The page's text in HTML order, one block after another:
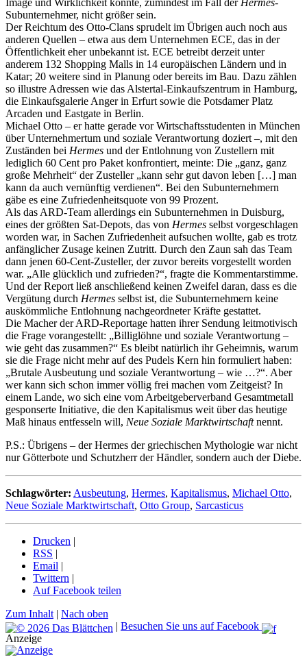
Image und Wirklichkeit könnte, zumindest im Fall der Hermes-
Subunternehmer, nicht größer sein.
Der Reichtum des Otto-Clans sprudelt im Übrigen auch noch aus
anderen Quellen – etwa aus dem Unternehmen ECE, das in der
Öffentlichkeit eher unbekannt ist. ECE betreibt derzeit unter
anderem 132 Shopping Malls in 14 europäischen Ländern und in
Katar; 20 weitere sind in Planung oder bereits im Bau. Dazu zählen
so illustre Adressen wie das Alstertal-Einkaufszentrum in Hamburg,
die Einkaufsgalerie Anger in Erfurt sowie die Potsdamer Platz
Arcaden und Eastgate in Berlin.
Michael Otto – er hatte gerade vor Wirtschaftsstudenten in München
über Unternehmertum und soziale Verantwortung doziert –, mit den
Zuständen bei Hermes und der Entlohnung von Zustellern mit
lediglich 60 Cent pro Paket konfrontiert, meinte: Die „ganz, ganz
große Mehrheit“ der Zusteller „kann sehr gut davon leben […] man
kann da auch vernünftig verdienen“. Bei den Subunternehmern
gäbe es eine Zufriedenheitsquote von 99 Prozent.
Als das ARD-Team allerdings ein Subunternehmen in Duisburg,
eines der größten Sat-Depots, das von Hermes selbst vorgeschlagen
worden war, in Sachen Zufriedenheit aufsuchen wollte, gab es trotz
anfänglicher Zusage keinen Zutritt. Durch den Zaun sah das Team
dann jenen 60-Cent-Zusteller, der zuvor bereits vorgestellt worden
war. „Alle glücklich und zufrieden?“, fragte die Kommentarstimme.
Und der Report ließ anschließend keinen Zweifel daran, dass es die
Vergütung durch Hermes selbst ist, die Subunternehmern keine
auskömmliche Entlohnung nachgeordneter Kräfte gestattet.
Die Macher der ARD-Reportage hatten ihrer Sendung leitmotivisch
die Frage vorangestellt: „Billiglöhne und soziale Verantwortung –
wie geht das zusammen?“ Es bleibt natürlich ihr Geheimnis, warum
sie die Frage nicht mehr auf des Pudels Kern hin formuliert haben:
„Brutale Ausbeutung und soziale Verantwortung – wie …?“. Aber
wer kann sich schon immer völlig frei machen vom Zeitgeist? In
einem Lande, wo sich eine vom Arbeitgeberverband Gesamtmetall
gesponserte Initiative, die den Kapitalismus weit über das heutige
Maß hinaus entfesseln will, Neue Soziale Marktwirtschaftnennt.
P.S.: Übrigens – der Hermes der griechischen Mythologie war nicht
nur Götterbote und Schutzherr der Händler, sondern auch der Diebe.
Schlagwörter: Ausbeutung, Hermes, Kapitalismus, Michael Otto,
Neue Soziale Marktwirtschaft, Otto Group, Sarcasticus
Drucken |
RSS |
Email |
Twittern |
Auf Facebook teilen
Zum Inhalt | Nach oben
| Besuchen Sie uns auf Facebook
Anzeige